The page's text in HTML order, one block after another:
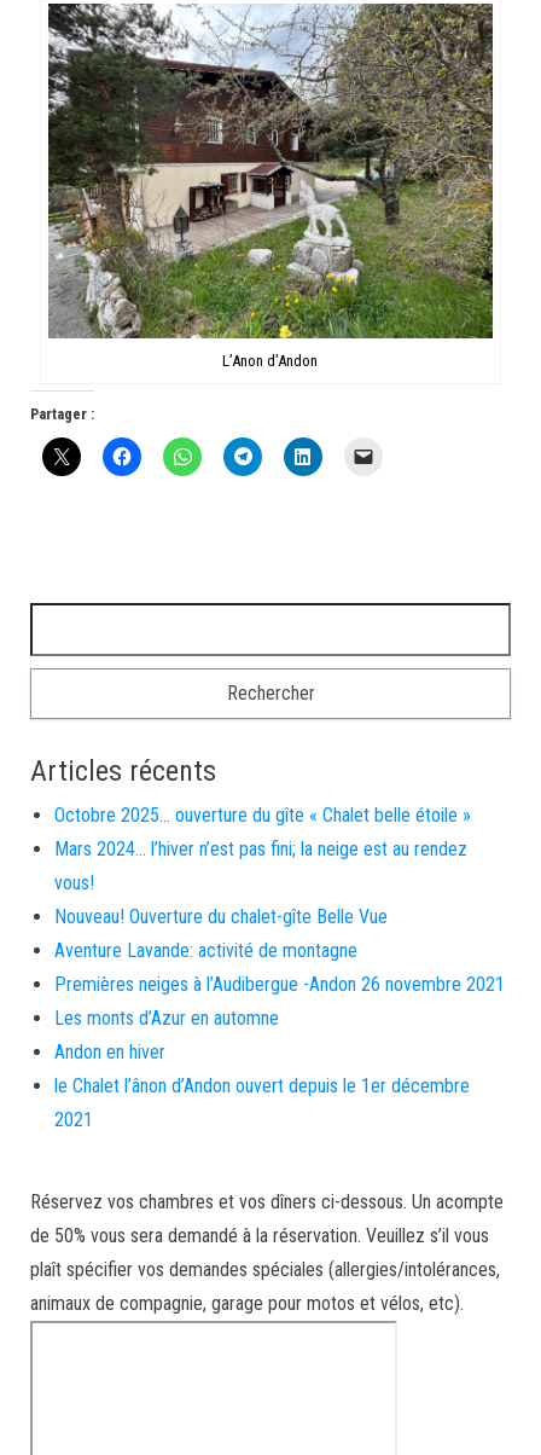
L’Anon d’Andon
Partager :
Articles récents
Octobre 2025… ouverture du gîte « Chalet belle étoile »
Mars 2024… l’hiver n’est pas fini; la neige est au rendez
vous!
Nouveau! Ouverture du chalet-gîte Belle Vue
Aventure Lavande: activité de montagne
Premières neiges à l’Audibergue -Andon 26 novembre 2021
Les monts d’Azur en automne
Andon en hiver
le Chalet l’ânon d’Andon ouvert depuis le 1er décembre
2021
Réservez vos chambres et vos dîners ci-dessous. Un acompte
de 50% vous sera demandé à la réservation. Veuillez s’il vous
plaît spécifier vos demandes spéciales (allergies/intolérances,
animaux de compagnie, garage pour motos et vélos, etc).